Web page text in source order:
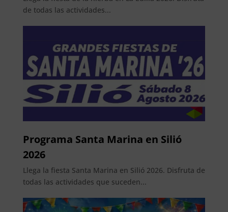
de todas las actividades...
Programa Santa Marina en Silió
2026
Llega la fiesta Santa Marina en Silió 2026. Disfruta de
todas las actividades que suceden...